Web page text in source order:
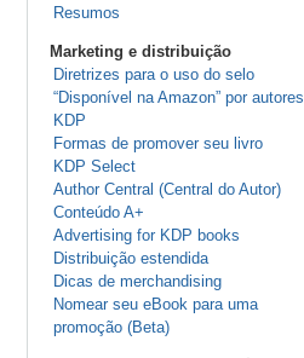
Resumos
Marketing e distribuição
Diretrizes para o uso do selo
“Disponível na Amazon” por autores
KDP
Formas de promover seu livro
KDP Select
Author Central (Central do Autor)
Conteúdo A+
Advertising for KDP books
Distribuição estendida
Dicas de merchandising
Nomear seu eBook para uma
promoção (Beta)